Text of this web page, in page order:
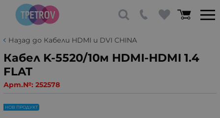
Назад до Кабели HDMI и DVI CHINA
Кабел K-5520/10м HDMI-HDMI 1.4
FLAT
Арт.№: 252578
НОВ ПРОДУКТ